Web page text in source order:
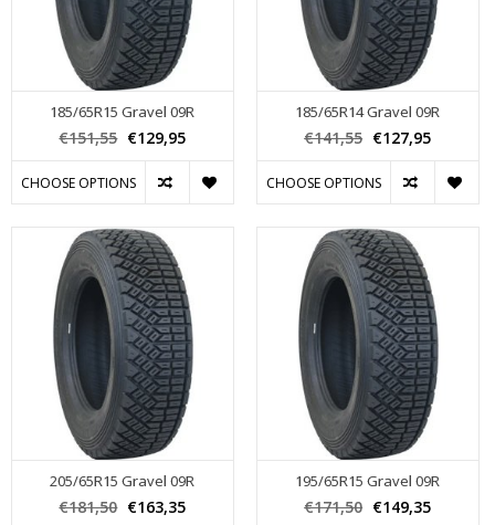
185/65R15 Gravel 09R
€151,55 €129,95
CHOOSE OPTIONS
185/65R14 Gravel 09R
€141,55 €127,95
CHOOSE OPTIONS
205/65R15 Gravel 09R
€181,50 €163,35
195/65R15 Gravel 09R
€171,50 €149,35